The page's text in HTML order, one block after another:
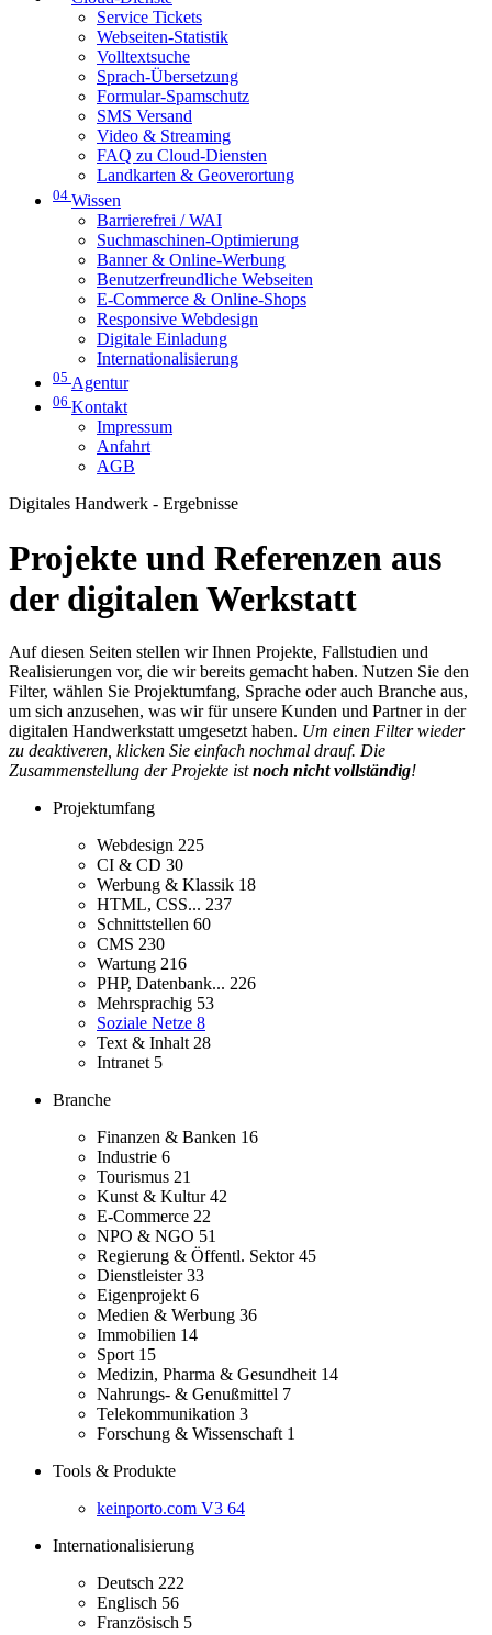
Service Tickets
Webseiten-Statistik
Volltextsuche
Sprach-Übersetzung
Formular-Spamschutz
SMS Versand
Video & Streaming
FAQ zu Cloud-Diensten
Landkarten & Geoverortung
04 Wissen
Barrierefrei / WAI
Suchmaschinen-Optimierung
Banner & Online-Werbung
Benutzerfreundliche Webseiten
E-Commerce & Online-Shops
Responsive Webdesign
Digitale Einladung
Internationalisierung
05 Agentur
06 Kontakt
Impressum
Anfahrt
AGB
Digitales Handwerk - Ergebnisse
Projekte und Referenzen aus
der digitalen Werkstatt
Auf diesen Seiten stellen wir Ihnen Projekte, Fallstudien und
Realisierungen vor, die wir bereits gemacht haben. Nutzen Sie den
Filter, wählen Sie Projektumfang, Sprache oder auch Branche aus,
um sich anzusehen, was wir für unsere Kunden und Partner in der
digitalen Handwerkstatt umgesetzt haben. Um einen Filter wieder
zu deaktiveren, klicken Sie einfach nochmal drauf. Die
Zusammenstellung der Projekte istnoch nicht vollständig!
Projektumfang
Webdesign 225
CI & CD 30
Werbung & Klassik 18
HTML, CSS... 237
Schnittstellen 60
CMS 230
Wartung 216
PHP, Datenbank... 226
Mehrsprachig 53
Soziale Netze 8
Text & Inhalt 28
Intranet 5
Branche
Finanzen & Banken 16
Industrie 6
Tourismus 21
Kunst & Kultur42
E-Commerce 22
NPO & NGO 51
Regierung & Öffentl. Sektor45
Dienstleister33
Eigenprojekt 6
Medien & Werbung 36
Immobilien 14
Sport 15
Medizin, Pharma & Gesundheit 14
Nahrungs- & Genußmittel 7
Telekommunikation 3
Forschung & Wissenschaft 1
Tools & Produkte
keinporto.com V3 64
Internationalisierung
Deutsch 222
Englisch 56
Französisch 5